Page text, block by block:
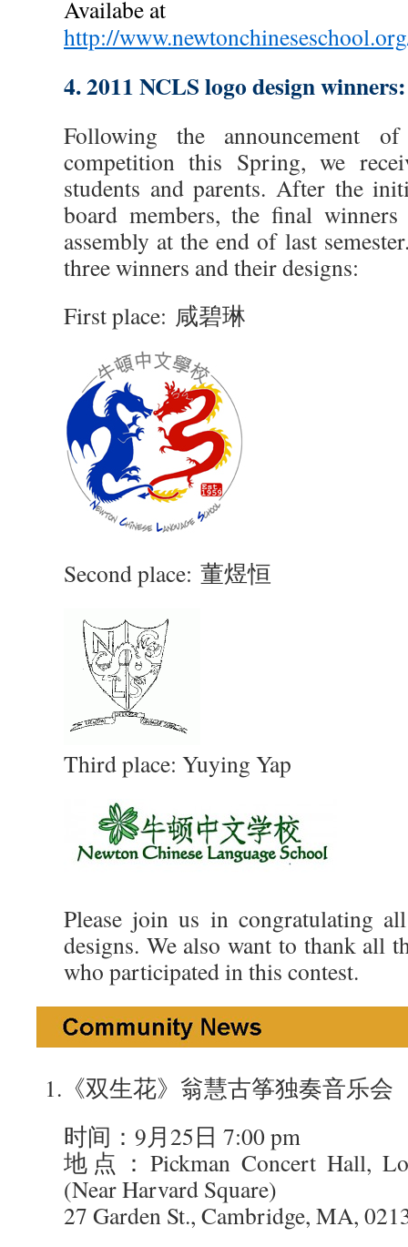
Availabe at
http://
4. 2011 NCLS logo design winners:
Following the announcement
competition this Spring, we
students and parents. After the
board members, the final
assembly at the end of last
three winners and their designs:
First place: 咸碧琳
Second place: 董煜恒
Third place: Yuying Yap
Please join us in congratulating
designs. We also want to thank all
who participated in this contest.
1.《双生花》翁慧古筝独奏音乐会
时间：9月25日 7:00 pm
地点：Pickman Concert Hall,
(Near Harvard Square)
27 Garden St., Cambridge, MA,